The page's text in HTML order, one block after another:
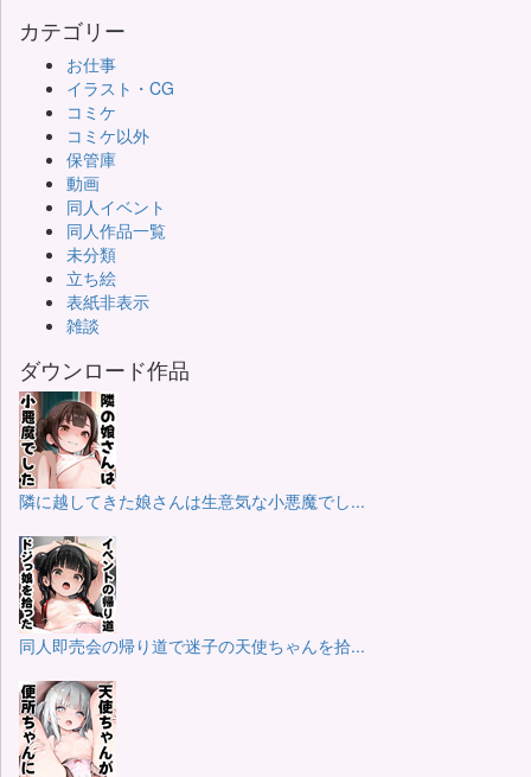
カテゴリー
お仕事
イラスト・CG
コミケ
コミケ以外
保管庫
動画
同人イベント
同人作品一覧
未分類
立ち絵
表紙非表示
雑談
ダウンロード作品
隣に越してきた娘さんは生意気な小悪魔でし...
同人即売会の帰り道で迷子の天使ちゃんを拾...